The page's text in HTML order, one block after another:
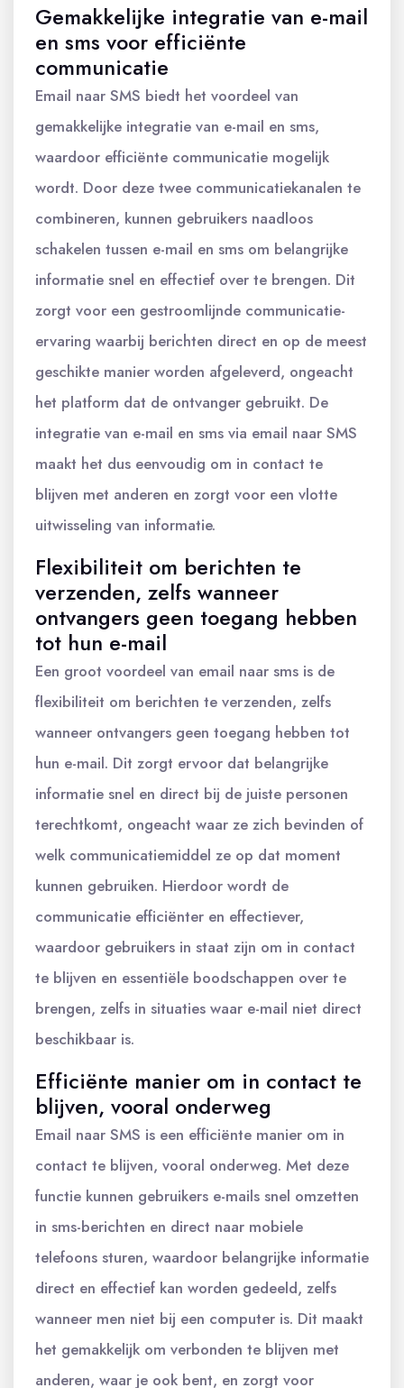
Gemakkelijke integratie van e-mail
en sms voor efficiënte
communicatie
Email naar SMS biedt het voordeel van
gemakkelijke integratie van e-mail en sms,
waardoor efficiënte communicatie mogelijk
wordt. Door deze twee communicatiekanalen te
combineren, kunnen gebruikers naadloos
schakelen tussen e-mail en sms om belangrijke
informatie snel en effectief over te brengen. Dit
zorgt voor een gestroomlijnde communicatie-
ervaring waarbij berichten direct en op de meest
geschikte manier worden afgeleverd, ongeacht
het platform dat de ontvanger gebruikt. De
integratie van e-mail en sms via email naar SMS
maakt het dus eenvoudig om in contact te
blijven met anderen en zorgt voor een vlotte
uitwisseling van informatie.
Flexibiliteit om berichten te
verzenden, zelfs wanneer
ontvangers geen toegang hebben
tot hun e-mail
Een groot voordeel van email naar sms is de
flexibiliteit om berichten te verzenden, zelfs
wanneer ontvangers geen toegang hebben tot
hun e-mail. Dit zorgt ervoor dat belangrijke
informatie snel en direct bij de juiste personen
terechtkomt, ongeacht waar ze zich bevinden of
welk communicatiemiddel ze op dat moment
kunnen gebruiken. Hierdoor wordt de
communicatie efficiënter en effectiever,
waardoor gebruikers in staat zijn om in contact
te blijven en essentiële boodschappen over te
brengen, zelfs in situaties waar e-mail niet direct
beschikbaar is.
Efficiënte manier om in contact te
blijven, vooral onderweg
Email naar SMS is een efficiënte manier om in
contact te blijven, vooral onderweg. Met deze
functie kunnen gebruikers e-mails snel omzetten
in sms-berichten en direct naar mobiele
telefoons sturen, waardoor belangrijke informatie
direct en effectief kan worden gedeeld, zelfs
wanneer men niet bij een computer is. Dit maakt
het gemakkelijk om verbonden te blijven met
anderen, waar je ook bent, en zorgt voor